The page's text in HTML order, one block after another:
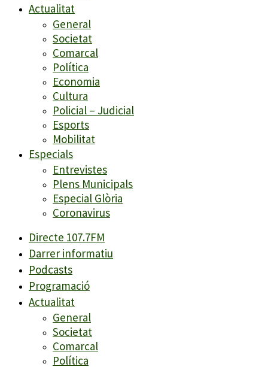
Actualitat
General
Societat
Comarcal
Política
Economia
Cultura
Policial – Judicial
Esports
Mobilitat
Especials
Entrevistes
Plens Municipals
Especial Glòria
Coronavirus
Directe 107.7FM
Darrer informatiu
Podcasts
Programació
Actualitat
General
Societat
Comarcal
Política